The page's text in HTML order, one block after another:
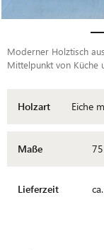
Moderner Holztisch
Mittelpunkt von Küche
Holzart Eiche
Maße
Lieferzeit